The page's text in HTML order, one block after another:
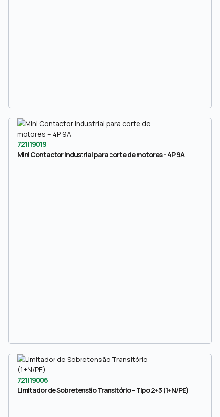
721119019
Mini Contactor industrial para corte de motores – 4P 9A
721119006
Limitador de Sobretensão Transitório – Tipo 2+3 (1+N/PE)